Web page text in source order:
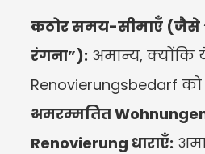
कठोर समय-सीमाएँ (जैसे
रंगना”): अमान्य, क्योंकि
Renovierungsbedarf
अमरम्मतित
Renovierung धाराएँ: